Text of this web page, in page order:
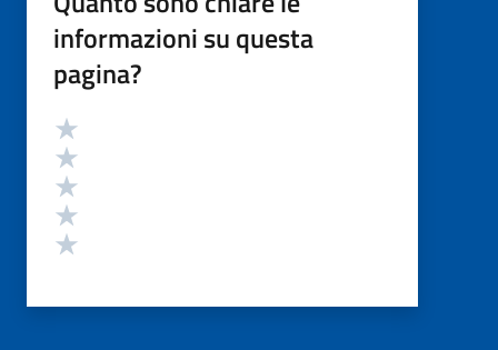
informazioni su questa
pagina?
Valutazione